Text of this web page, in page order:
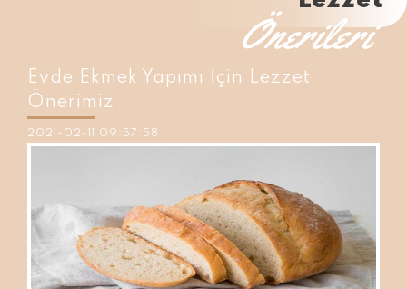
Önerileri
Evde Ekmek Yapımı İçin Lezzet
Önerimiz
2021-02-11 09:57:58